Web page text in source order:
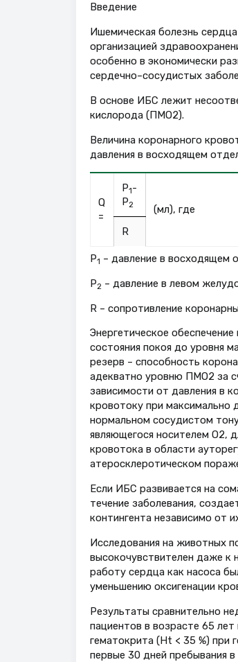
Введение
Ишемическая болезнь
организацией
особенно в экономически
сердечно–сосудистых
В основе ИБС лежит
кислорода (ПМО2).
Величина коронарного
давления в восходящем
Q
=
P1 -
P2
(мл), где
R
Р1 – давление в восходящем
Р2 – давление в левом
R – сопротивление
Энергетическое
состояния покоя до уровня
резерв – способность
адекватно уровню ПМО2 за
зависимости от давления в
кровотоку при максимально
нормальном сосудистом
являющегося носителем О2,
кровотока в области
атеросклеротическом
Если ИБС развивается на
течение заболевания,
контингента независимо от
Исследования на животных
высокочувствителен даже к
работу сердца как насоса
уменьшению оксигенации
Результаты сравнительно
пациентов в возрасте 65
гематокрита (Ht < 35 %) при
первые 30 дней пребывания